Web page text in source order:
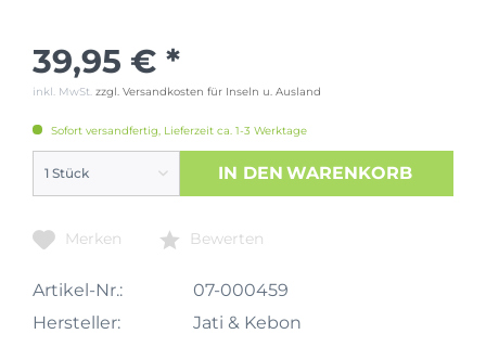
39,95 € *
inkl. MwSt. zzgl. Versandkosten für Inseln u. Ausland
Sofort versandfertig, Lieferzeit ca. 1-3 Werktage
IN DEN WARENKORB
Merken Bewerten
Artikel-Nr.:
07-000459
Hersteller:
Jati & Kebon